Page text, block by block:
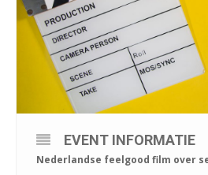
EVENT INFORMATIE
Nederlandse feelgood film over